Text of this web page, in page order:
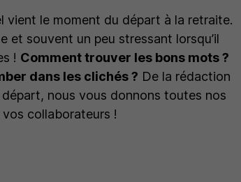
vient le moment du départ à la retraite.
souvent un peu stressant lorsqu’il
! Comment trouver les bons mots ?
dans les clichés ? De la rédaction
nous vous donnons toutes nos
collaborateurs !